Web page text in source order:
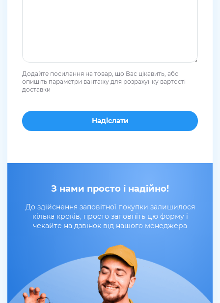
З нами просто і надійно!
До здійснення заповітної покупки залишилося
кілька кроків, просто заповніть цю форму і
чекайте на дзвінок від нашого менеджера
Додайте посилання на товар, що Вас цікавить, або
опишіть параметри вантажу для розрахунку вартості
доставки